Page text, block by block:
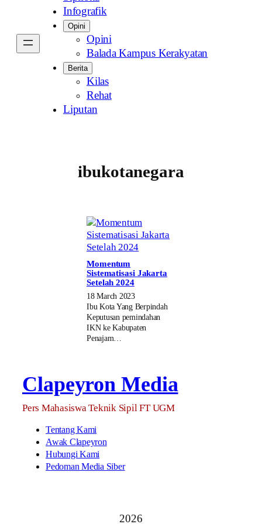
Infografik
Opini
Opini
Balada Kampus Kerakyatan
Berita
Kilas
Rehat
Liputan
ibukotanegara
Momentum
Sistematisasi Jakarta
Setelah 2024
18 March 2023
Ibu Kota Yang Berpindah
Keputusan pemindahan
IKN ke Kabupaten
Penajam…
Clapeyron Media
Pers Mahasiswa Teknik Sipil FT UGM
Tentang Kami
Awak Clapeyron
Hubungi Kami
Pedoman Media Siber
2026